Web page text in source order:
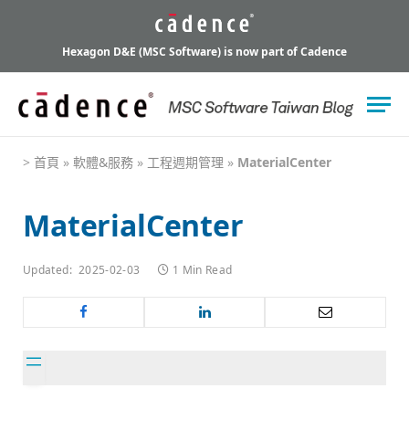
Hexagon D&E (MSC Software) is now part of Cadence
> 首頁 » 軟體&服務 » 工程週期管理 » MaterialCenter
MaterialCenter
Updated: 2025-02-03 1 Min Read